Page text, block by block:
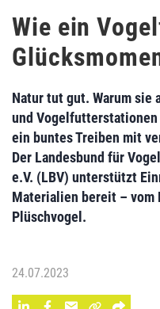
Wie ein
Natur tut gut. Warum sie
und
ein buntes Treiben mit
Der Landesbund für
e.V. (LBV) unterstützt
Materialien bereit – vom
Plüschvogel.
24.07.2023